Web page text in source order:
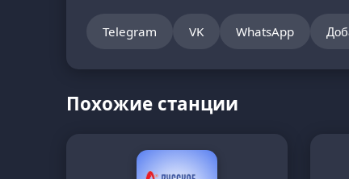
Telegram VK WhatsApp
Похожие станции